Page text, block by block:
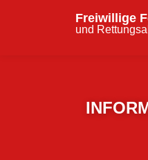
Freiwillige
und